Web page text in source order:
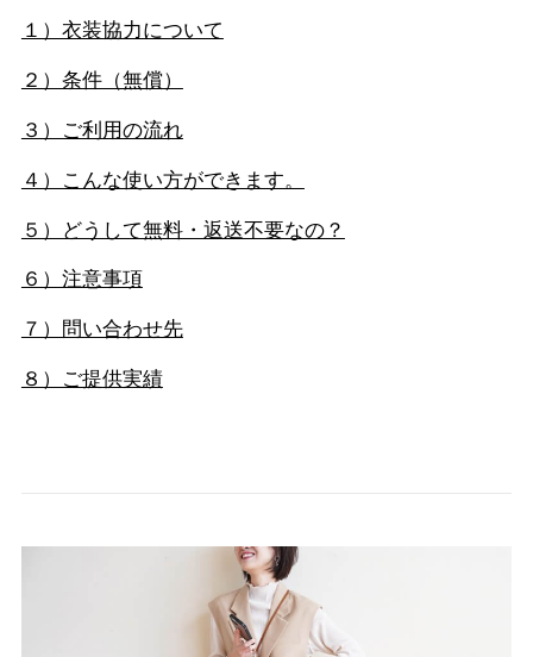
１）衣装協力について
２）条件（無償）
３）ご利用の流れ
４）こんな使い方ができます。
５）どうして無料・返送不要なの？
６）注意事項
７）問い合わせ先
８）ご提供実績